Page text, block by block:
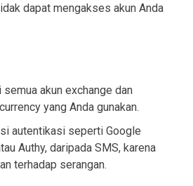
dapat mengakses akun Anda
akun exchange dan
yang Anda gunakan.
autentikasi seperti Google
Authy, daripada SMS, karena
terhadap serangan.